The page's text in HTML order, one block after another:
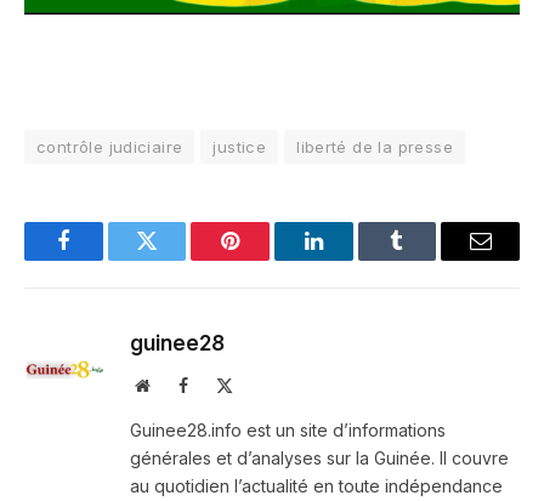
contrôle judiciaire justice liberté de la presse
FacebookTwitter Pinterest LinkedInTumblr Email
guinee28
WebsiteFacebook
Guinee28.info est un site d’informations
générales et d’analyses sur la Guinée. Il couvre
au quotidien l’actualité en toute indépendance